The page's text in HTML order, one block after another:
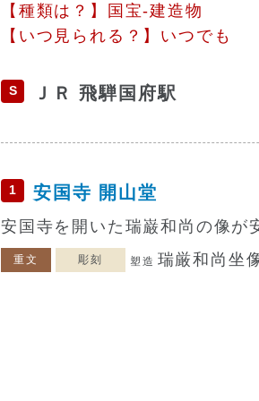
【種類は？】国宝-建造物
【いつ見られる？】いつでも
S ＪＲ 飛騨国府駅
1 安国寺 開山堂
安国寺を開いた瑞巌和尚の像が
重文 彫刻 塑造 瑞厳和尚坐